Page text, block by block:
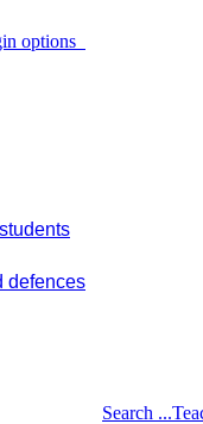
options
defences
Search ...